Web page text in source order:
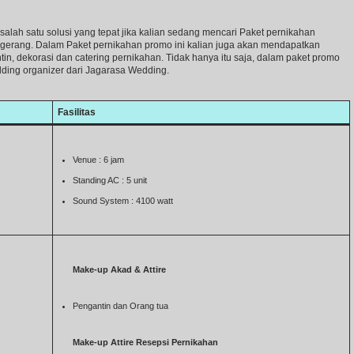
satu solusi yang tepat jika kalian sedang mencari Paket pernikahan
Dalam Paket pernikahan promo ini kalian juga akan mendapatkan
dekorasi dan catering pernikahan. Tidak hanya itu saja, dalam paket promo
organizer dari Jagarasa Wedding.
Fasilitas
Venue : 6 jam
Standing AC : 5 unit
Sound System : 4100 watt
Make-up Akad & Attire
Pengantin dan Orang tua
Make-up Attire Resepsi Pernikahan